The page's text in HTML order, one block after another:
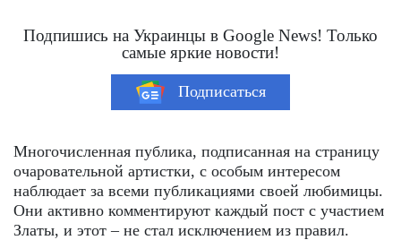
Подпишись на Украинцы в Google News! Только
самые яркие новости!
Подписаться
Многочисленная публика, подписанная на страницу
очаровательной артистки, с особым интересом
наблюдает за всеми публикациями своей любимицы.
Они активно комментируют каждый пост с участием
Златы, и этот – не стал исключением из правил.